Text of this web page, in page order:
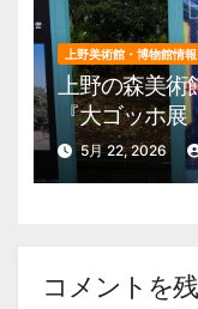
上野美術館・博物館情報
上野の森美術
『大ゴッホ
催。 上野公
報他
5月 22, 2026
コメントを